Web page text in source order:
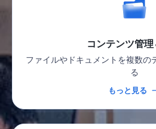
コンテンツ管
ファイルやドキュメントを複数の
る
もっと見る